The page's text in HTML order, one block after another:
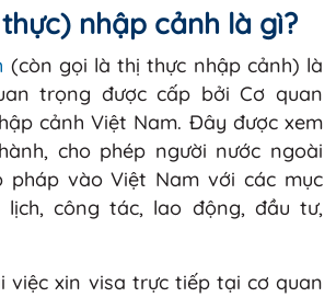
nhập cảnh là gì?
(còn gọi là thị thực nhập cảnh) là
trọng được cấp bởi Cơ quan
cảnh Việt Nam. Đây được xem
cho phép người nước ngoài
pháp vào Việt Nam với các mục
công tác, lao động, đầu tư,
việc xin visa trực tiếp tại cơ quan